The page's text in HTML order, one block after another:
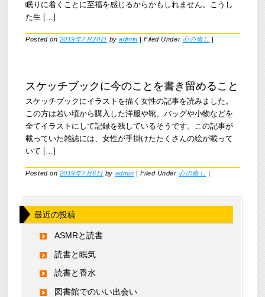
眠りに着くことに至福を感じるからかもしれません。こうし
た生 […]
Posted on 2019年7月20日 byadmin |Filed Under 心の癒し |
スケッチブックに今のことを書き留めること
スケッチブックにイラストを描く女性の記事を読みました。
この方は若い頃から購入した洋服や靴、バッグや小物などを
全てイラストにして記録を残しているそうです。この記事が
載っていた雑誌には、女性が手掛けたたくさんの絵が載って
いて […]
Posted on 2019年7月6日 by admin | Filed Under心の癒し |
最近の投稿
ASMRと読書
読書と眠気
読書と香水
図書館でのいい出会い